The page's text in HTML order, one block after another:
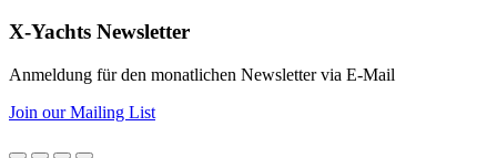
X-Yachts Newsletter
Anmeldung für den monatlichen Newsletter via E-Mail
Join our Mailing List